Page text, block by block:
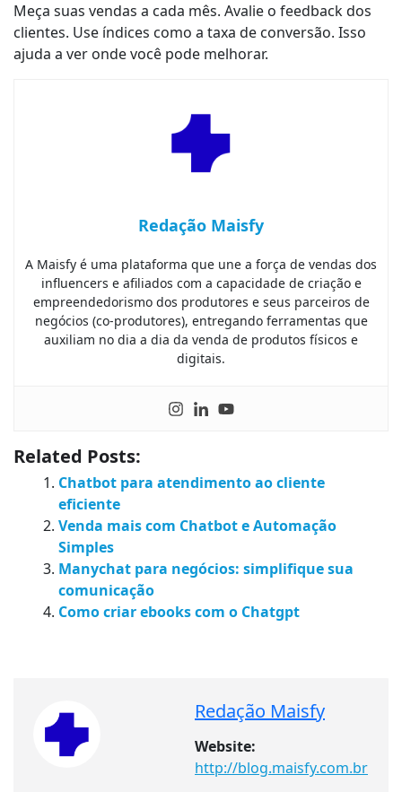
Meça suas vendas a cada mês. Avalie o feedback dos
clientes. Use índices como a taxa de conversão. Isso
ajuda a ver onde você pode melhorar.
Redação Maisfy
A Maisfy é uma plataforma que une a força de vendas dos
influencers e afiliados com a capacidade de criação e
empreendedorismo dos produtores e seus parceiros de
negócios (co-produtores), entregando ferramentas que
auxiliam no dia a dia da venda de produtos físicos e
digitais.
Related Posts:
Chatbot para atendimento ao cliente
eficiente
Venda mais com Chatbot e Automação
Simples
Manychat para negócios: simplifique sua
comunicação
Como criar ebooks com o Chatgpt
Redação Maisfy
Website:
http://blog.maisfy.com.br